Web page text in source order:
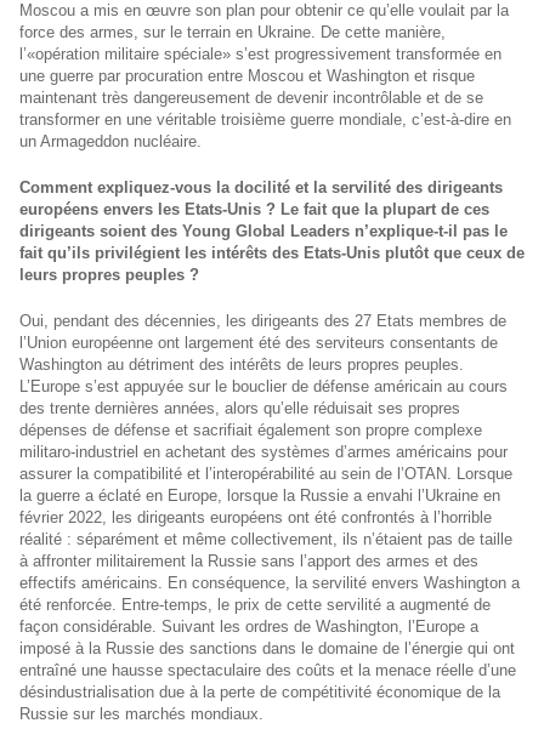
Moscou a mis en œuvre son plan pour obtenir ce qu’elle voulait par la
force des armes, sur le terrain en Ukraine. De cette manière,
l’«opération militaire spéciale» s’est progressivement transformée en
une guerre par procuration entre Moscou et Washington et risque
maintenant très dangereusement de devenir incontrôlable et de se
transformer en une véritable troisième guerre mondiale, c’est-à-dire en
un Armageddon nucléaire.
Comment expliquez-vous la docilité et la servilité des dirigeants
européens envers les Etats-Unis ? Le fait que la plupart de ces
dirigeants soient des Young Global Leaders n’explique-t-il pas le
fait qu’ils privilégient les intérêts des Etats-Unis plutôt que ceux de
leurs propres peuples ?
Oui, pendant des décennies, les dirigeants des 27 Etats membres de
l’Union européenne ont largement été des serviteurs consentants de
Washington au détriment des intérêts de leurs propres peuples.
L’Europe s’est appuyée sur le bouclier de défense américain au cours
des trente dernières années, alors qu’elle réduisait ses propres
dépenses de défense et sacrifiait également son propre complexe
militaro-industriel en achetant des systèmes d’armes américains pour
assurer la compatibilité et l’interopérabilité au sein de l’OTAN. Lorsque
la guerre a éclaté en Europe, lorsque la Russie a envahi l’Ukraine en
février 2022, les dirigeants européens ont été confrontés à l’horrible
réalité : séparément et même collectivement, ils n’étaient pas de taille
à affronter militairement la Russie sans l’apport des armes et des
effectifs américains. En conséquence, la servilité envers Washington a
été renforcée. Entre-temps, le prix de cette servilité a augmenté de
façon considérable. Suivant les ordres de Washington, l’Europe a
imposé à la Russie des sanctions dans le domaine de l’énergie qui ont
entraîné une hausse spectaculaire des coûts et la menace réelle d’une
désindustrialisation due à la perte de compétitivité économique de la
Russie sur les marchés mondiaux.